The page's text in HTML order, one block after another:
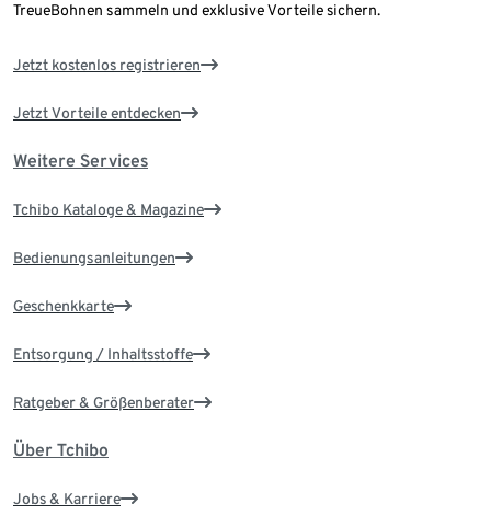
TreueBohnen sammeln und exklusive Vorteile sichern.
Jetzt kostenlos registrieren
Jetzt Vorteile entdecken
Weitere Services
Tchibo Kataloge & Magazine
Bedienungsanleitungen
Geschenkkarte
Entsorgung / Inhaltsstoffe
Ratgeber & Größenberater
Über Tchibo
Jobs & Karriere